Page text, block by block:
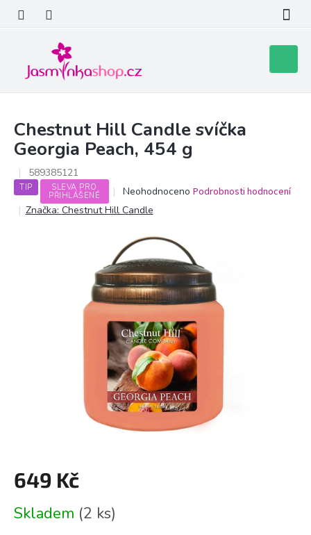
obsah
košík
Chestnut Hill Candle svíčka
Georgia Peach, 454 g
589385121
TIP
SLEVA PRO
PŘIHLÁŠENÉ
Průměrné
hodnocení
produktu
0,0
z
5
hvězdiček.
Neohodnoceno Podrobnosti hodnocení
Značka: Chestnut Hill Candle
649 Kč
cena:
Skladem (2 ks)